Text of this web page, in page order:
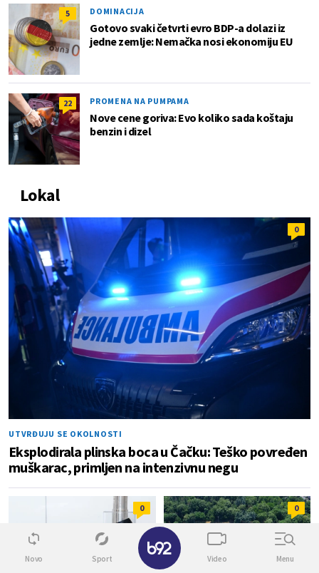
5 DOMINACIJA
Gotovo svaki četvrti evro BDP-a dolazi iz
jedne zemlje: Nemačka nosi ekonomiju EU
22 PROMENA NA PUMPAMA
Nove cene goriva: Evo koliko sada koštaju
benzin i dizel
Lokal
0
UTVRĐUJU SE OKOLNOSTI
Eksplodirala plinska boca u Čačku: Teško povređen
muškarac, primljen na intenzivnu negu
0 0
Novo Sport Video Menu
✕